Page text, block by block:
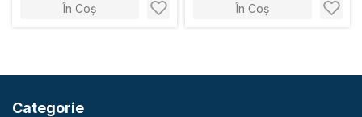
În Coș În Coș
Categorie